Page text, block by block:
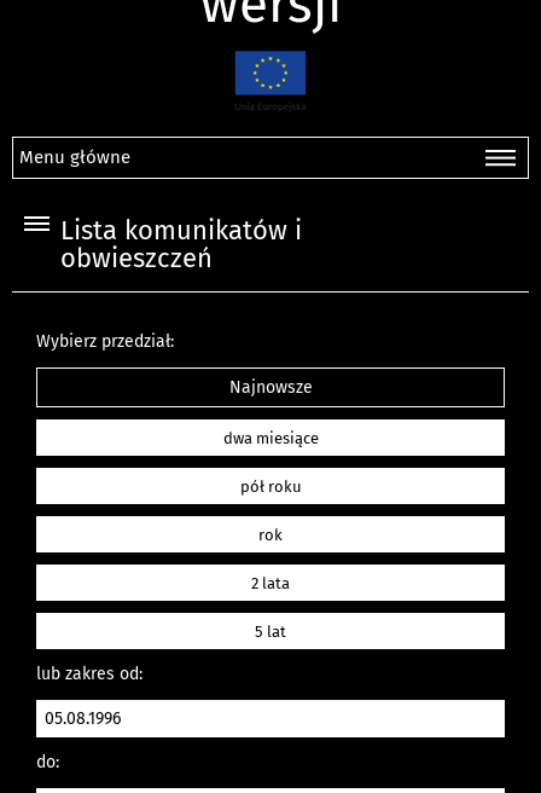
Menu główne
Lista komunikatów i
obwieszczeń
Wybierz przedział:
Najnowsze
dwa miesiące
pół roku
rok
2 lata
5 lat
lub zakres od:
do: